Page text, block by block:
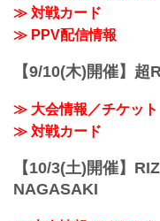
≫ 対戦カード
≫ PPV配信情報
【9/10(木)開催】超
≫ 大会情報／チケット
≫ 対戦カード
【10/3(土)開催】
NAGASAKI